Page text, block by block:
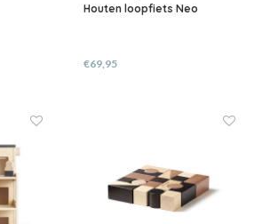
Houten loopfiets Neo
€69,95